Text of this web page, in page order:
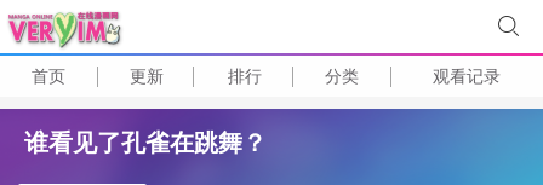
首页 更新 排行 分类 观看记录
谁看见了孔雀在跳舞？